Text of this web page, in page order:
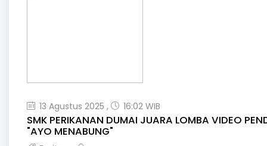
13 Agustus 2025 , 16:02 WIB
SMK PERIKANAN DUMAI JUARA LOMBA VIDEO
"AYO MENABUNG"